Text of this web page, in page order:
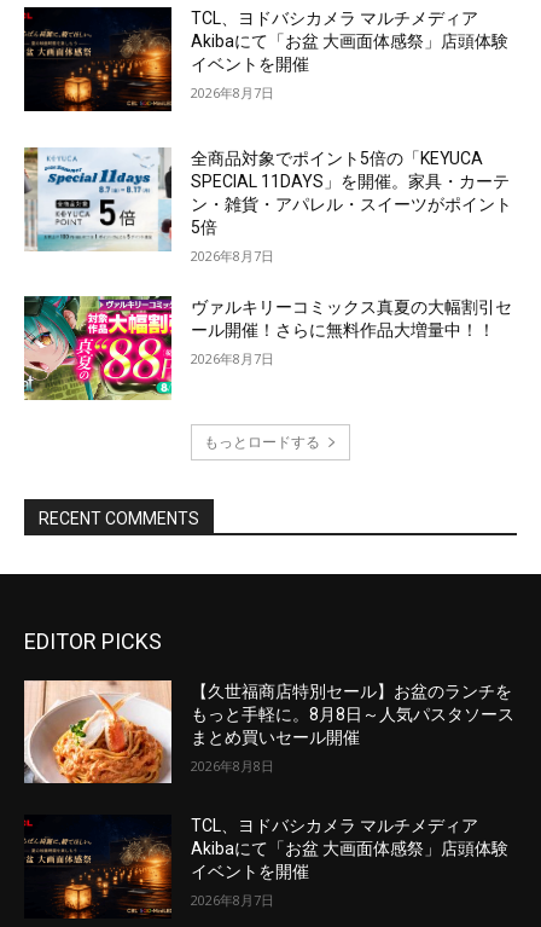
EDITOR PICKS
【久世福商店特別セール】お盆のランチを
もっと手軽に。8月8日～人気パスタソース
まとめ買いセール開催
2026年8月8日
TCL、ヨドバシカメラ マルチメディア
Akibaにて「お盆 大画面体感祭」店頭体験
イベントを開催
2026年8月7日